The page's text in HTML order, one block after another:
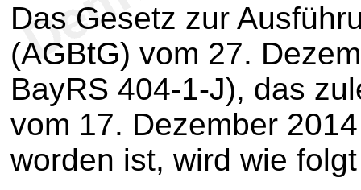
Das Gesetz zur
(AGBtG) vom 27.
BayRS 404-1-J), das
vom 17. Dezember
worden ist, wird wie